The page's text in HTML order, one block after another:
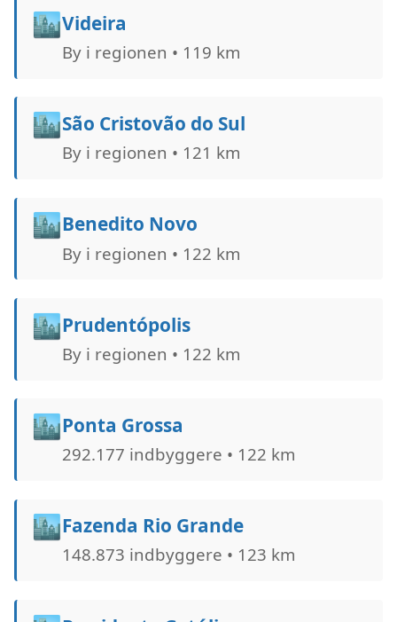
🏙️Videira
By i regionen • 119 km
🏙️São Cristovão do Sul
By i regionen • 121 km
🏙️Benedito Novo
By i regionen • 122 km
🏙️Prudentópolis
By i regionen • 122 km
🏙️Ponta Grossa
292.177 indbyggere • 122 km
🏙️Fazenda Rio Grande
148.873 indbyggere • 123 km